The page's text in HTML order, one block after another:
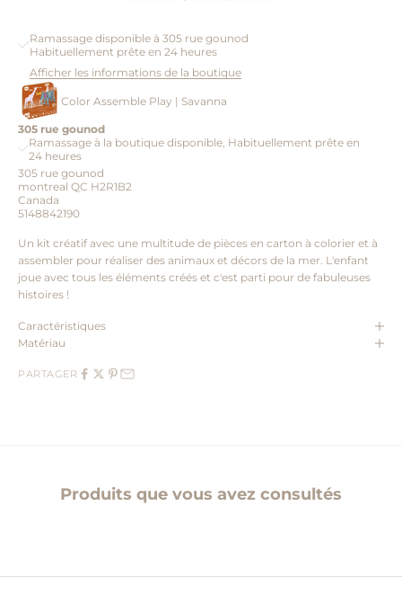
Ramassage disponible à 305 rue gounod
Habituellement prête en 24 heures
Afficher les informations de la boutique
Color Assemble Play | Savanna
305 rue gounod
Ramassage à la boutique disponible, Habituellement prête en
24 heures
305 rue gounod
montreal QC H2R1B2
Canada
5148842190
Un kit créatif avec une multitude de pièces en carton à colorier et à
assembler pour réaliser des animaux et décors de la mer. L'enfant
joue avec tous les éléments créés et c'est parti pour de fabuleuses
histoires !
Caractéristiques
Matériau
PARTAGER
Produits que vous avez consultés